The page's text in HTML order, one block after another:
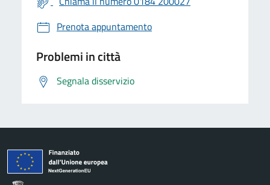
Prenota appuntamento
Problemi in città
Segnala disservizio